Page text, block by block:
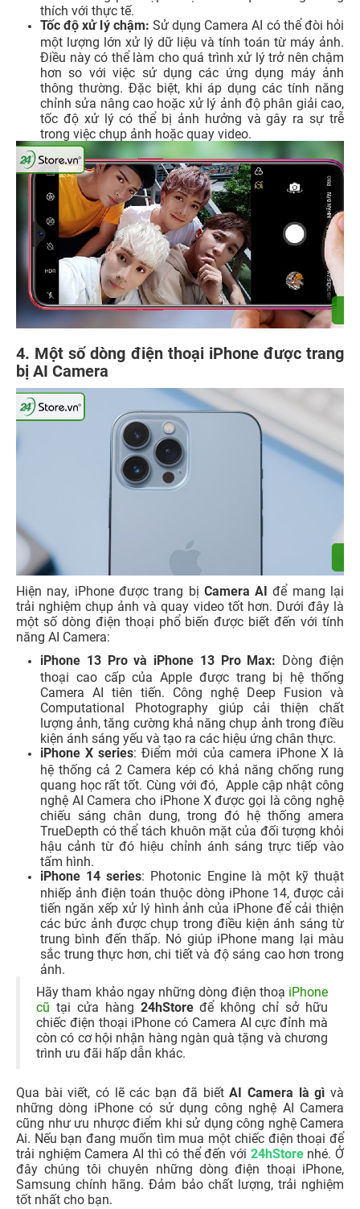
thích với thực tế.
Tốc độ xử lý chậm: Sử dụng Camera AI có thể đòi hỏi
một lượng lớn xử lý dữ liệu và tính toán từ máy ảnh.
Điều này có thể làm cho quá trình xử lý trở nên chậm
hơn so với việc sử dụng các ứng dụng máy ảnh
thông thường. Đặc biệt, khi áp dụng các tính năng
chỉnh sửa nâng cao hoặc xử lý ảnh độ phân giải cao,
tốc độ xử lý có thể bị ảnh hưởng và gây ra sự trễ
trong việc chụp ảnh hoặc quay video.
4. Một số dòng điện thoại iPhone được trang
bị AI Camera
Hiện nay, iPhone được trang bị Camera AIđể mang lại
trải nghiệm chụp ảnh và quay video tốt hơn. Dưới đây là
một số dòng điện thoại phổ biến được biết đến với tính
năng AI Camera:
iPhone 13 Pro và iPhone 13 Pro Max: Dòng điện
thoại cao cấp của Apple được trang bị hệ thống
Camera AI tiên tiến. Công nghệ Deep Fusion và
Computational Photography giúp cải thiện chất
lượng ảnh, tăng cường khả năng chụp ảnh trong điều
kiện ánh sáng yếu và tạo ra các hiệu ứng chân thực.
iPhone X series: Điểm mới của camera iPhone X là
hệ thống cả 2 Camera kép có khả năng chống rung
quang học rất tốt. Cùng với đó, Apple cập nhật công
nghệ AI Camera cho iPhone X được gọi là công nghệ
chiếu sáng chân dung, trong đó hệ thống amera
TrueDepth có thể tách khuôn mặt của đối tượng khỏi
hậu cảnh từ đó hiệu chỉnh ánh sáng trực tiếp vào
tấm hình.
iPhone 14 series: Photonic Engine là một kỹ thuật
nhiếp ảnh điện toán thuộc dòng iPhone 14, được cải
tiến ngăn xếp xử lý hình ảnh của iPhone để cải thiện
các bức ảnh được chụp trong điều kiện ánh sáng từ
trung bình đến thấp. Nó giúp iPhone mang lại màu
sắc trung thực hơn, chi tiết và độ sáng cao hơn trong
ảnh.
Hãy tham khảo ngay những dòng điện thoạ iPhone
cũ tại cửa hàng 24hStoređể không chỉ sở hữu
chiếc điện thoại iPhone có Camera AI cực đỉnh mà
còn có cơ hội nhận hàng ngàn quà tặng và chương
trình ưu đãi hấp dẫn khác.
Qua bài viết, có lẽ các bạn đã biếtAI Camera là gìvà
những dòng iPhone có sử dụng công nghệ AI Camera
cũng như ưu nhược điểm khi sử dụng công nghệ Camera
Ai. Nếu bạn đang muốn tìm mua một chiếc điện thoại để
trải nghiệm Camera AI thì có thể đến với 24hStorenhé. Ở
đây chúng tôi chuyên những dòng điện thoại iPhone,
Samsung chính hãng. Đảm bảo chất lượng, trải nghiệm
tốt nhất cho bạn.